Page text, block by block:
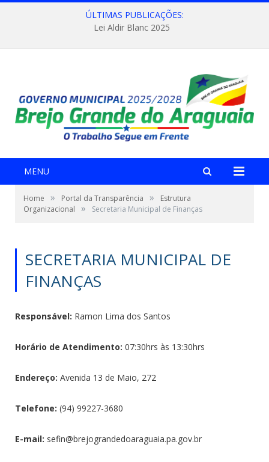
ÚLTIMAS PUBLICAÇÕES:
Lei Aldir Blanc 2025
MENU
Home » Portal da Transparência »
Estrutura
Organizacional
» Secretaria Municipal de Finanças
SECRETARIA MUNICIPAL DE
FINANÇAS
Responsável: Ramon Lima dos Santos
Horário de Atendimento: 07:30hrs às 13:30hrs
Endereço: Avenida 13 de Maio, 272
Telefone: (94) 99227-3680
E-mail: sefin@brejograndedoaraguaia.pa.gov.br